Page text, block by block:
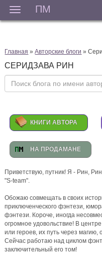
ПМ
Главная »Авторские блоги »
СЕРИДЗАВА РИН
КНИГИ АВТОРА
НА ПРОДАМАНЕ
Приветствую, путник! Я - Рин,
"S-team".
Обожаю совмещать в своих
приключенческого фэнтези,
фэнтези. Короче, иногда
огромное удовольствие! В
или героев, их путь через
Сейчас работаю над циклом
заключительный его том!
Варя, спасибо от всей
столом 👌😉 > Варвара
7 дней назад
Варвара Ласточкина
распродажа романов
Баллада шикарная, Аня